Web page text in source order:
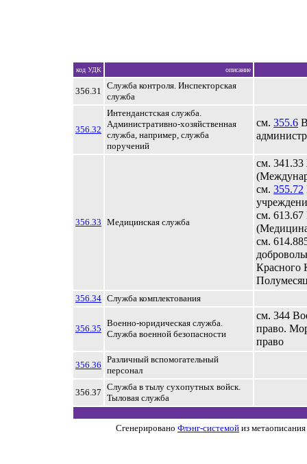
код УДК описание
356.31
Служба контроля. Инспекторская
служба
356.32
Интенданстская служба.
Административно-хозяйственная
служба, например, служба
поручений
см. 355.6
356.33 Медицинская служба
см. 341.33
см. 355.72
см. 613.67
см.
Красного
356.34 Служба комплектования
356.35
Военно-юридическая служба.
Служба военной безопасности
см. 344
право.
право
356.36
Различный вспомогательный
персонал
356.37
Служба в тылу сухопутных войск.
Тыловая служба
Сгенерировано Флэнг-системой из